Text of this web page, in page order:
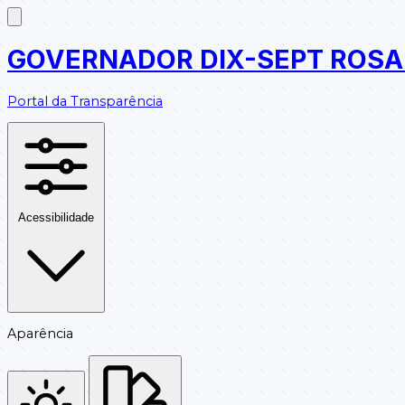
GOVERNADOR DIX-SEPT
Portal da Transparência
Acessibilidade
Aparência